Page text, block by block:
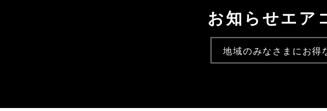
お知らせエア
地域のみなさまにお得